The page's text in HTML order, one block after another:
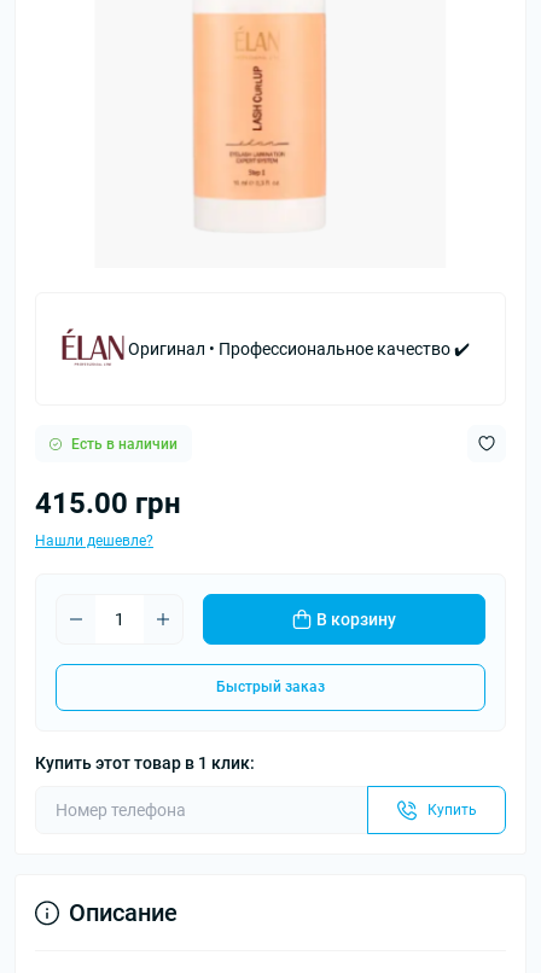
Оригинал • Профессиональное качество ✔️
Есть в наличии
415.00 грн
Нашли дешевле?
В корзину
Быстрый заказ
Купить этот товар в 1 клик:
Купить
Описание